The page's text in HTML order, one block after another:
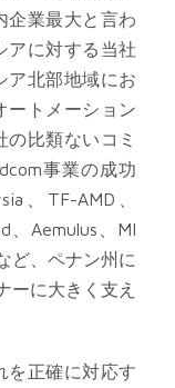
企業最大と言わ
アに対する当社
ア北部地域にお
ートメーション
比類ないコミ
事業の成功
、TF-AMD、
、Aemulus、MI
ど、ペナン州に
ーに大きく支え
を正確に対応す